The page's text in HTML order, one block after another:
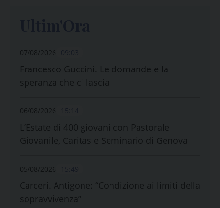
07/08/2026
Francesco Guccini. Le domande e la
speranza che ci lascia
06/08/2026
L’Estate di 400 giovani con Pastorale
Giovanile, Caritas e Seminario di Genova
05/08/2026
Carceri. Antigone: “Condizione ai limiti della
sopravvivenza”